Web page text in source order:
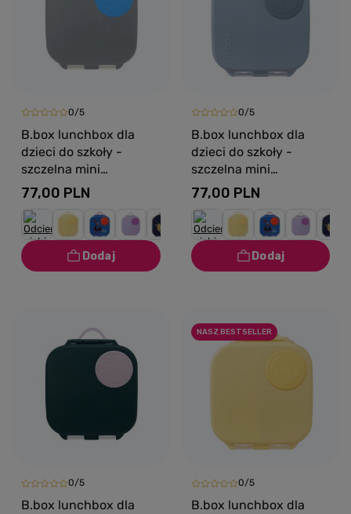
0/5
B.box lunchbox dla
dzieci do szkoły -
szczelna mini
śniadaniówka z
przegródkami Blue
Slate
77,00 PLN
0/5
B.box lunchbox dla
dzieci do szkoły -
szczelna mini
śniadaniówka z
przegródkami Chill Out
77,00 PLN
0/5
B.box lunchbox dla
NASZ BESTSELLER
0/5
B.box lunchbox dla